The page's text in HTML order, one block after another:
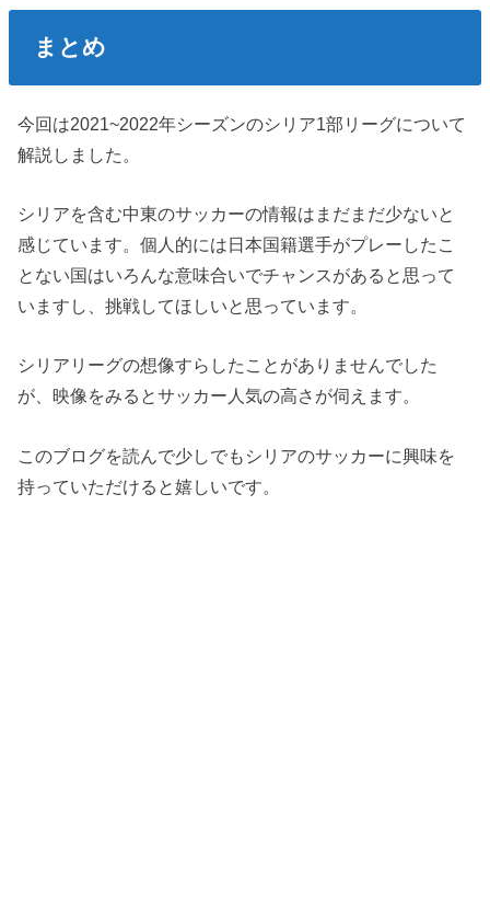
まとめ
今回は2021~2022年シーズンのシリア1部リーグについて
解説しました。
シリアを含む中東のサッカーの情報はまだまだ少ないと
感じています。個人的には日本国籍選手がプレーしたこ
とない国はいろんな意味合いでチャンスがあると思って
いますし、挑戦してほしいと思っています。
シリアリーグの想像すらしたことがありませんでした
が、映像をみるとサッカー人気の高さが伺えます。
このブログを読んで少しでもシリアのサッカーに興味を
持っていただけると嬉しいです。